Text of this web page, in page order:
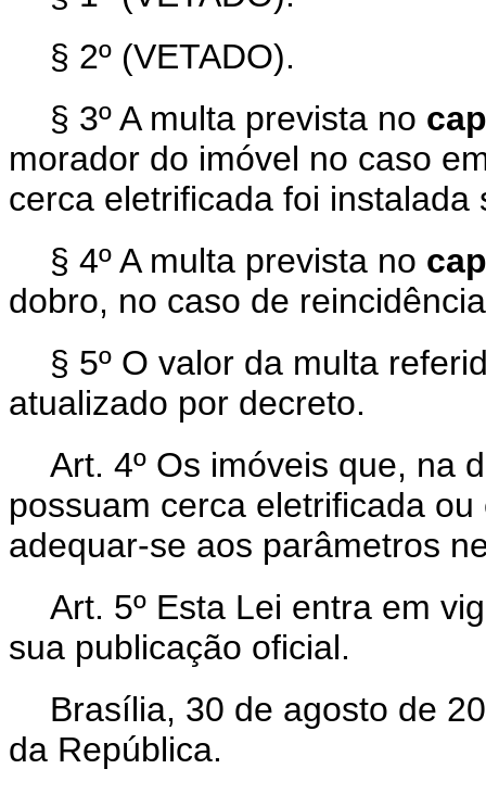
§ 2º (VETADO).
§ 3º A multa prevista no
morador do imóvel no caso
cerca eletrificada foi
§ 4º A multa prevista no
dobro, no caso de
§ 5º O valor da multa
atualizado por decreto.
Art. 4º Os imóveis que, na
possuam cerca eletrificada
adequar-se aos parâmetros
Art. 5º Esta Lei entra em
sua publicação oficial.
Brasília, 30 de agosto de
da República.